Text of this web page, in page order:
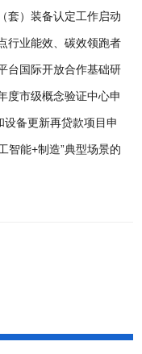
套）装备认定工作启动
行业能效、碳效领跑者
台国际开放合作基础研
度市级概念验证中心申
设备更新再贷款项目申
智能+制造”典型场景的